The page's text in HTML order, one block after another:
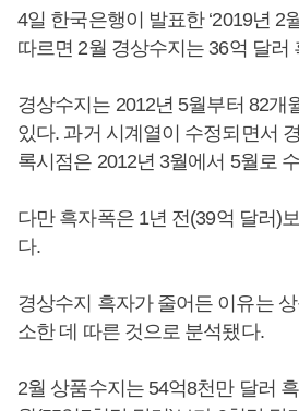
4일 한국은행이 발표한 ‘2019년 2
따르면 2월 경상수지는 36억 달러
경상수지는 2012년 5월부터 82개
있다. 과거 시계열이 수정되면서
록시점은 2012년 3월에서 5월로
다만 흑자폭은 1년 전(39억 달러)
다.
경상수지 흑자가 줄어든 이유는
소한 데 따른 것으로 분석됐다.
2월 상품수지는 54억8천만 달러